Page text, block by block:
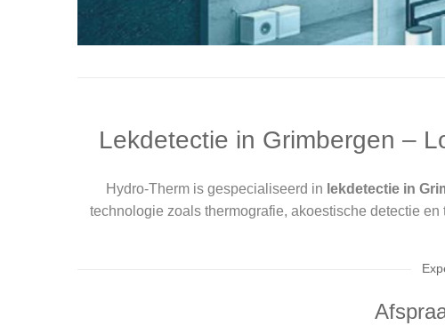
Lekdetectie in Grimbergen –
Hydro-Therm is gespecialiseerd in lekdetectie in
technologie zoals thermografie, akoestische detectie